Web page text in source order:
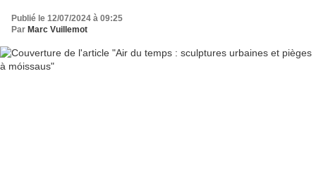
Publié le 12/07/2024 à 09:25
Par Marc Vuillemot